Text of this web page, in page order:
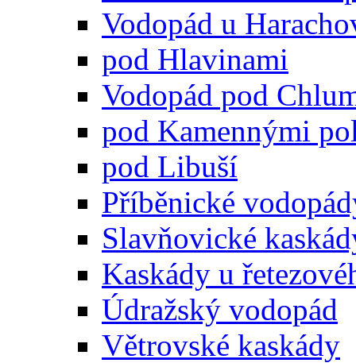
Vodopád u
pod Hlavinami
Vodopád pod
pod Kamennými
pod Libuší
Příběnické
Slavňovické
Kaskády u
Údražský vodopád
Větrovské kaskády